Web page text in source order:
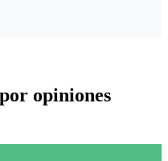
opiniones